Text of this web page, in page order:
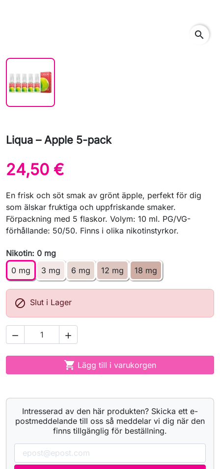
search
Liqua – Apple 5-pack
24,50 €
En frisk och söt smak av grönt äpple, perfekt för dig
som älskar fruktiga och uppfriskande smaker.
Förpackning med 5 flaskor. Volym: 10 ml. PG/VG-
förhållande: 50/50. Finns i olika nikotinstyrkor.
Nikotin: 0 mg
0 mg
3 mg 6 mg 12 mg 18 mg
 Slut i Lager
 
 Lägg till i varukorgen
Intresserad av den här produkten? Skicka ett e-
postmeddelande till oss så meddelar vi dig när den
finns tillgänglig för beställning.